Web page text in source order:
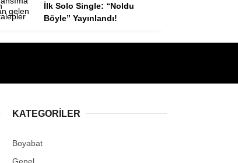
İlk Solo Single: “Noldu
Böyle” Yayınlandı!
KATEGORILER
Boyabat
Genel